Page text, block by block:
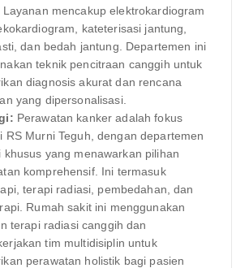
Layanan mencakup elektrokardiogram
kateterisasi jantung,
dan bedah jantung. Departemen ini
teknik pencitraan canggih untuk
diagnosis akurat dan rencana
yang dipersonalisasi.
Perawatan kanker adalah fokus
RS Murni Teguh, dengan departemen
khusus yang menawarkan pilihan
komprehensif. Ini termasuk
terapi radiasi, pembedahan, dan
Rumah sakit ini menggunakan
terapi radiasi canggih dan
tim multidisiplin untuk
perawatan holistik bagi pasien